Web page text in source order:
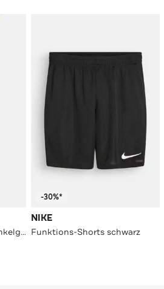
Jeansshorts 'Ronnie' dunkelgrau
-30%*
NIKE
Funktions-Shorts schwarz